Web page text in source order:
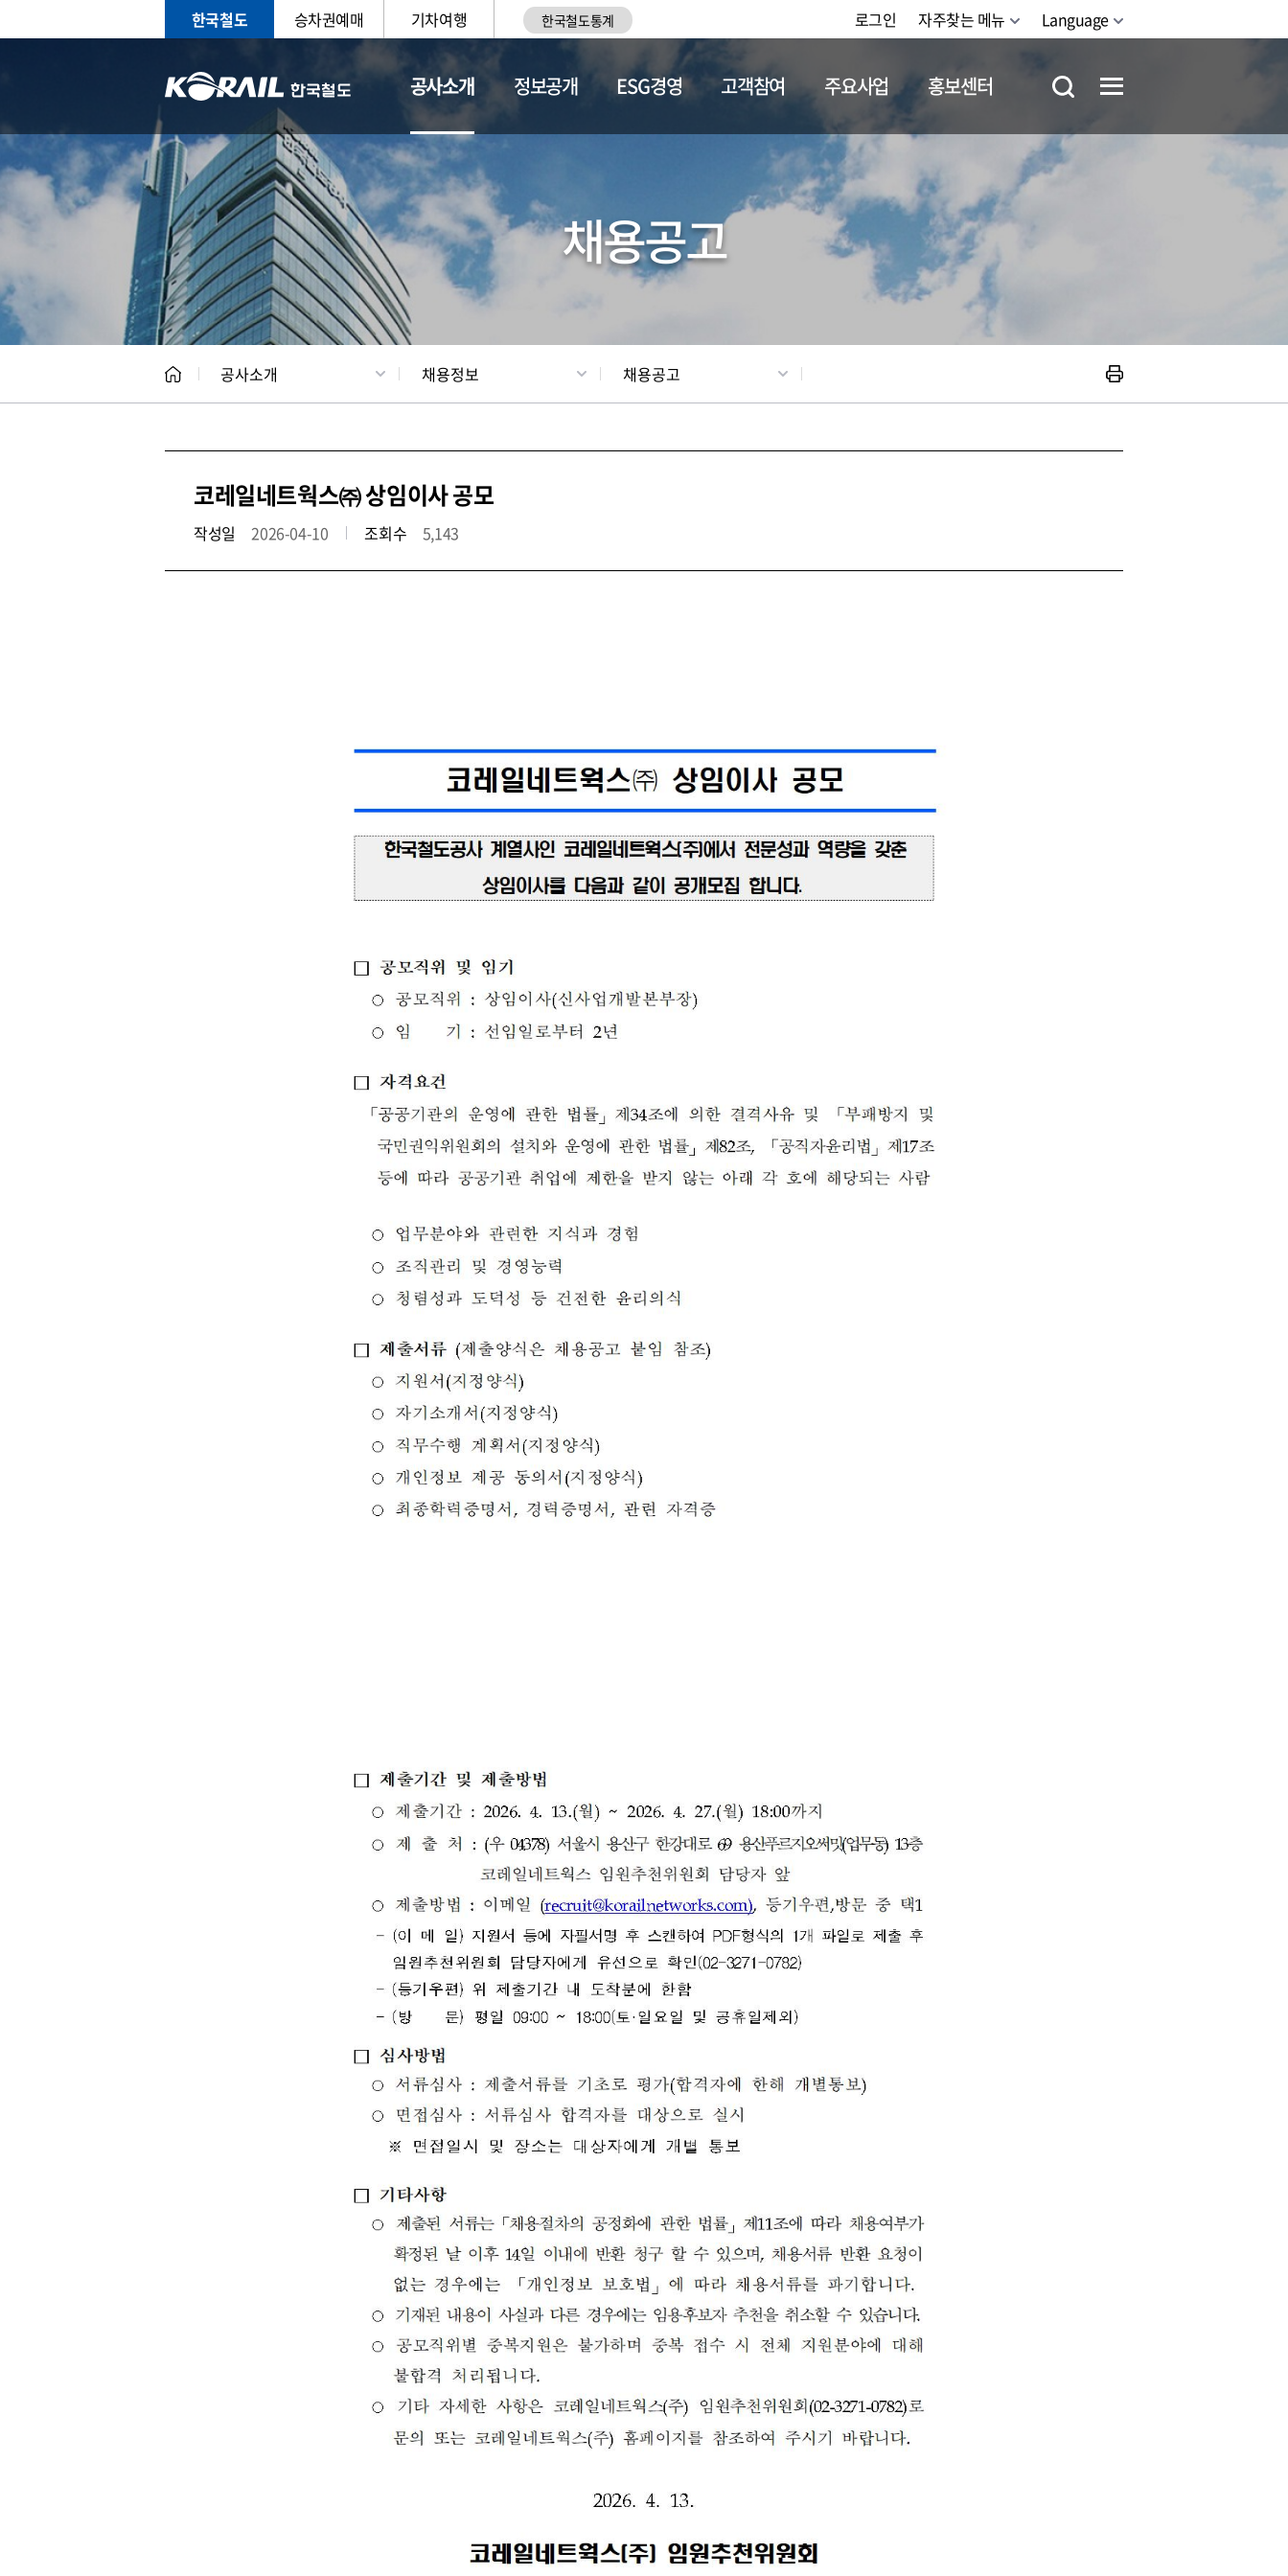
한국철도 승차권예매 기차여행 한국철도통계 로그인 자주찾는 메뉴 Language
공사소개
CEO 일반현황 채용정보
정보공개 ESG경영 고객참여 주요사업 홍보센터
채용공고
공사소개 채용정보 채용공고
코레일네트웍스㈜ 상임이사 공모
작성일 2026-04-10 조회수 5,143